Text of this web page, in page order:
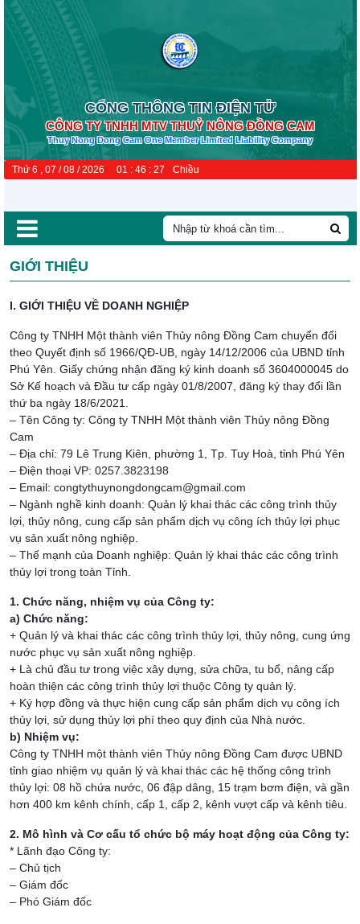
CỔNG THÔNG TIN ĐIỆN TỬ
CÔNG TY TNHH MTV THUỶ NÔNG ĐỒNG CAM
Thuy Nong Dong Cam One Member Limited Liability Company
Thứ 6 , 07 / 08 / 2026 01 : 46 : 28 Chiều
GIỚI THIỆU
I. GIỚI THIỆU VỀ DOANH NGHIỆP
Công ty TNHH Một thành viên Thủy nông Đồng Cam chuyển đổi
theo Quyết định số 1966/QĐ-UB, ngày 14/12/2006 của UBND tỉnh
Phú Yên. Giấy chứng nhận đăng ký kinh doanh số 3604000045 do
Sở Kế hoạch và Đầu tư cấp ngày 01/8/2007, đăng ký thay đổi lần
thứ ba ngày 18/6/2021.
– Tên Công ty: Công ty TNHH Một thành viên Thủy nông Đồng
Cam
– Địa chỉ: 79 Lê Trung Kiên, phường 1, Tp. Tuy Hoà, tỉnh Phú Yên
– Điện thoại VP: 0257.3823198
– Email: congtythuynongdongcam@gmail.com
– Ngành nghề kinh doanh: Quản lý khai thác các công trình thủy
lợi, thủy nông, cung cấp sản phẩm dịch vụ công ích thủy lợi phục
vụ sản xuất nông nghiệp.
– Thế mạnh của Doanh nghiệp: Quản lý khai thác các công trình
thủy lợi trong toàn Tỉnh.
1. Chức năng, nhiệm vụ của Công ty:
a) Chức năng:
+ Quản lý và khai thác các công trình thủy lợi, thủy nông, cung ứng
nước phục vụ sản xuất nông nghiệp.
+ Là chủ đầu tư trong việc xây dựng, sửa chữa, tu bổ, nâng cấp
hoàn thiện các công trình thủy lợi thuộc Công ty quản lý.
+ Ký hợp đồng và thực hiện cung cấp sản phẩm dịch vụ công ích
thủy lợi, sử dụng thủy lợi phí theo quy định của Nhà nước.
b) Nhiệm vụ:
Công ty TNHH một thành viên Thủy nông Đồng Cam được UBND
tỉnh giao nhiệm vụ quản lý và khai thác các hệ thống công trình
thủy lợi: 08 hồ chứa nước, 06 đập dâng, 15 trạm bơm điện, và gần
hơn 400 km kênh chính, cấp 1, cấp 2, kênh vượt cấp và kênh tiêu.
2. Mô hình và Cơ cấu tổ chức bộ máy hoạt động của Công ty:
* Lãnh đạo Công ty:
– Chủ tịch
– Giám đốc
– Phó Giám đốc